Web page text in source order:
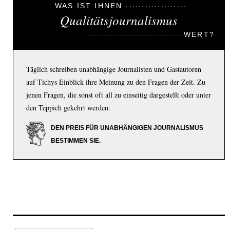
WAS IST IHNEN
Qualitätsjournalismus
WERT?
Täglich schreiben unabhängige Journalisten und Gastautoren
auf Tichys Einblick ihre Meinung zu den Fragen der Zeit. Zu
jenen Fragen, die sonst oft all zu einseitig dargestellt oder unter
den Teppich gekehrt werden.
DEN PREIS FÜR UNABHÄNGIGEN JOURNALISMUS
BESTIMMEN SIE.